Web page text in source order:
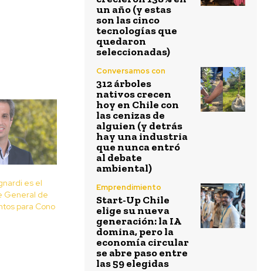
es el
General de
para Cono
un año (y estas
son las cinco
tecnologías que
quedaron
seleccionadas)
Conversamos con
312 árboles
nativos crecen
hoy en Chile con
las cenizas de
alguien (y detrás
hay una industria
que nunca entró
al debate
ambiental)
Emprendimiento
Start-Up Chile
elige su nueva
generación: la IA
domina, pero la
economía circular
se abre paso entre
las 59 elegidas